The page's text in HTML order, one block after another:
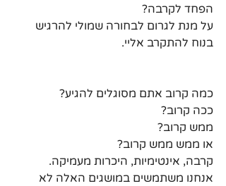
הפחד לקרבה?
על מנת לגרום לבחורה שמולי להרגיש
בנוח להתקרב אליי.
כמה קרוב אתם מסוגלים להגיע?
ככה קרוב?
ממש קרוב?
או ממש ממש קרוב?
קרבה, אינטימיות, היכרות מעמיקה.
אנחנו משתמשים במושגים האלה לא